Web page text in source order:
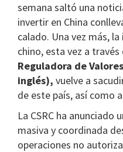
semana saltó una
invertir en China
calado. Una vez más,
chino, esta vez a través
Reguladora de
inglés), vuelve a
de este país, así como
La CSRC ha anunciado
masiva y coordinada
operaciones no